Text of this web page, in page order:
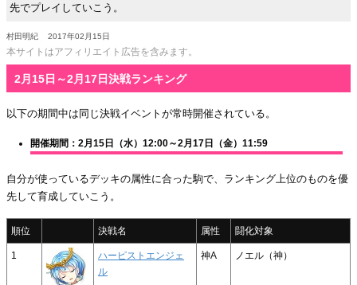
先でプレイしていこう。
村田明紀 2017年02月15日
本サイトはアフィリエイト広告を含みます。
2月15日～2月17日決戦ランキング
以下の期間中は同じ決戦イベントが常時開催されている。
開催期間：2月15日（水）12:00～2月17日（金）11:59
自分が使っているデッキの属性に合った駒で、ランキング上位のものを優
先して育成していこう。
順位 決戦名 属性 闘化対象
1
ハーピストエンジェ
ル
神A ノエル（神）